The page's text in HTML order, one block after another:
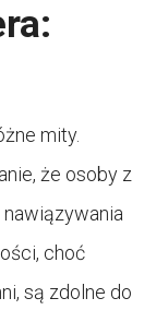
mity.
że osoby z
choć
są zdolne do